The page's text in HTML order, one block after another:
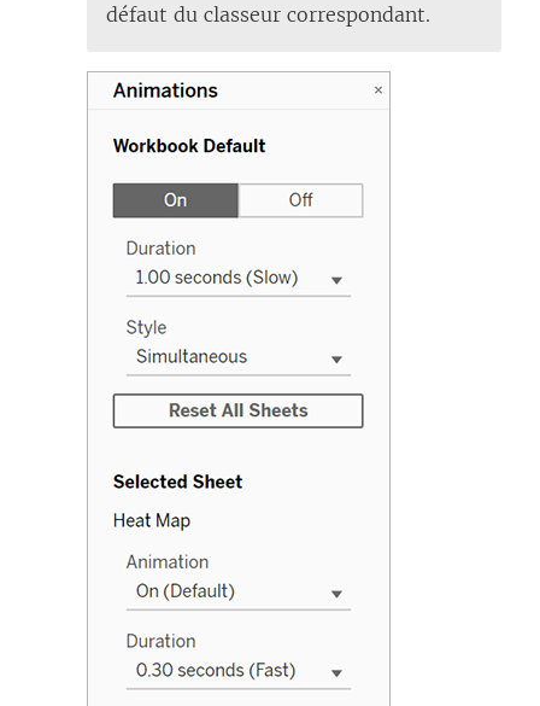
défaut du classeur correspondant.